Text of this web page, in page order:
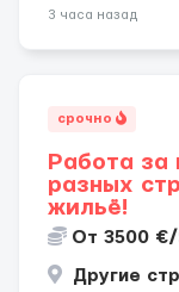
3 часа назад
срочно
Работа за
разных
жильё!
От 3500
Другие